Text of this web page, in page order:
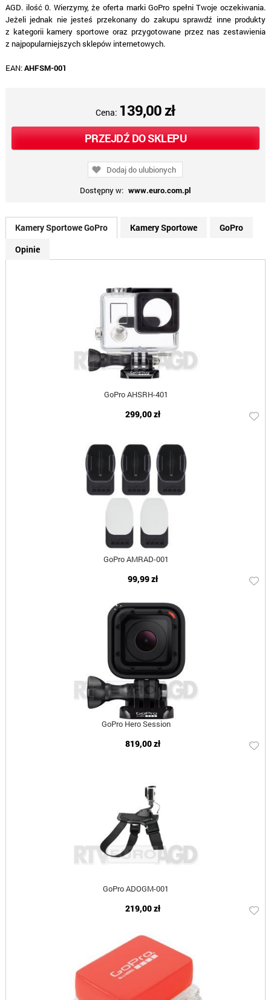
AGD. ilość 0. Wierzymy, że oferta marki GoPro spełni Twoje oczekiwania.
Jeżeli jednak nie jesteś przekonany do zakupu sprawdź inne produkty
z kategorii kamery sportowe oraz przygotowane przez nas zestawienia
z najpopularniejszych sklepów internetowych.
EAN:AHFSM-001
Cena: 139,00 zł
PRZEJDŹ DO SKLEPU
Dodaj do ulubionych
Dostępny w: www.euro.com.pl
Kamery Sportowe GoPro Kamery Sportowe
GoPro
Opinie
GoPro AHSRH-401
299,00 zł
GoPro AMRAD-001
99,99 zł
GoPro Hero Session
819,00 zł
GoPro ADOGM-001
219,00 zł